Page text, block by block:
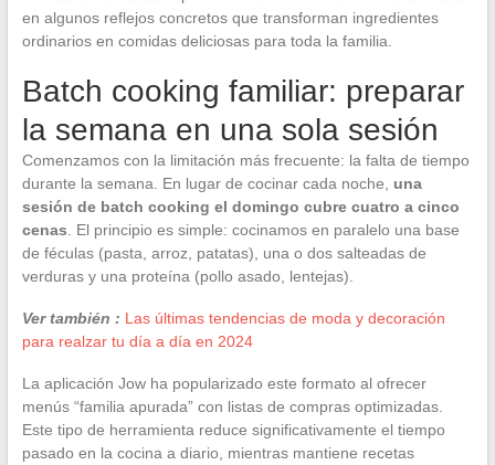
en algunos reflejos concretos que transforman ingredientes
ordinarios en comidas deliciosas para toda la familia.
Batch cooking familiar: preparar
la semana en una sola sesión
Comenzamos con la limitación más frecuente: la falta de tiempo
durante la semana. En lugar de cocinar cada noche, una
sesión de batch cooking el domingo cubre cuatro a cinco
cenas . El principio es simple: cocinamos en paralelo una base
de féculas (pasta, arroz, patatas), una o dos salteadas de
verduras y una proteína (pollo asado, lentejas).
Ver también : Las últimas tendencias de moda y decoración
para realzar tu día a día en 2024
La aplicación Jow ha popularizado este formato al ofrecer
menús “familia apurada” con listas de compras optimizadas.
Este tipo de herramienta reduce significativamente el tiempo
pasado en la cocina a diario, mientras mantiene recetas